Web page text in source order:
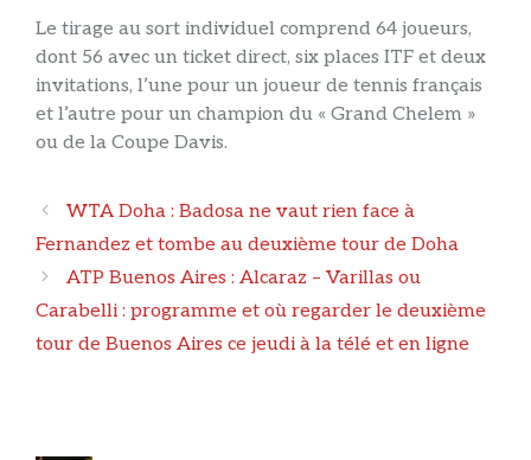
Le tirage au sort individuel comprend 64 joueurs,
dont 56 avec un ticket direct, six places ITF et deux
invitations, l’une pour un joueur de tennis français
et l’autre pour un champion du « Grand Chelem »
ou de la Coupe Davis.
Navigation
des
articles
WTA Doha : Badosa ne vaut rien face à
Fernandez et tombe au deuxième tour de Doha
ATP Buenos Aires : Alcaraz – Varillas ou
Carabelli : programme et où regarder le deuxième
tour de Buenos Aires ce jeudi à la télé et en ligne